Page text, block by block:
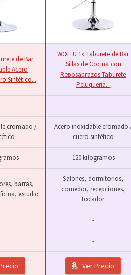
de Bar
Acero
Sintético...
WOLTU 1x Taburete de Bar
Sillas de Cocina con
Reposabrazos Taburete
Peluqueria...
-
cromado /
Acero inoxidable cromado
cuero sintético
120 kilogramos
barras,
estudio
Salones, dormitorios,
comedor, recepciones,
tocador
-
-
Ver Precio